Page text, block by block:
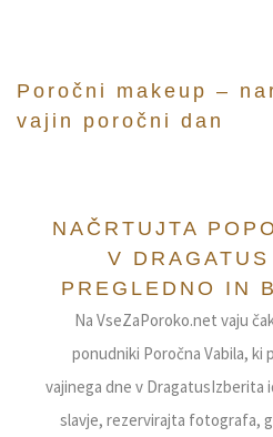
Poročni makeup –
vajin poročni dan
NAČRTUJTA
V
PREGLEDNO IN
Na VseZaPoroko.net vaju
ponudniki Poročna Vabila, ki
vajinega dne v DragatusIzberita
slavje, rezervirajta fotografa,